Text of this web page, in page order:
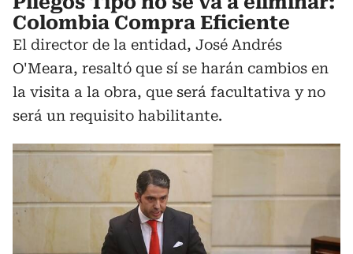
Colombia Compra Eficiente
El director de la entidad, José Andrés
O'Meara, resaltó que sí se harán cambios en
la visita a la obra, que será facultativa y no
será un requisito habilitante.